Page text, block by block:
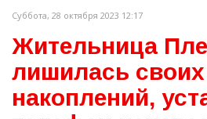
Суббота, 28 октября 2023 12:17
Жительница
лишилась своих
накоплений,